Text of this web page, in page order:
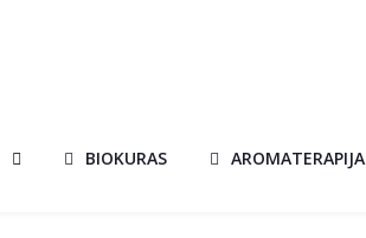
BIOKURAS AROMATERAPIJA